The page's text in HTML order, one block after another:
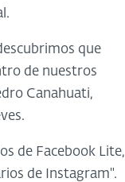
que
de nuestros
Canahuati,
de Facebook Lite,
de Instagram".